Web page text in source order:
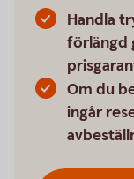
Handla
förlängd
Om du
ingår